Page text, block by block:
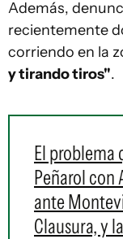
Además,
recientemente
corriendo en la
y tirando tiros".
El problema
Peñarol con
ante
Clausura, y